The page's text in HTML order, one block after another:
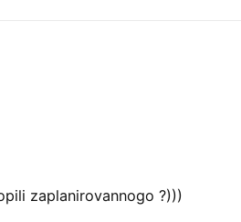
zaplanirovannogo ?)))